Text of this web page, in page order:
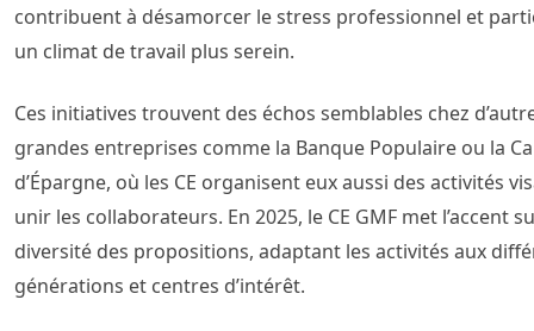
contribuent à désamorcer le stress professionnel et
un climat de travail plus serein.
Ces initiatives trouvent des échos semblables chez
grandes entreprises comme la Banque Populaire ou la
d’Épargne, où les CE organisent eux aussi des activités
unir les collaborateurs. En 2025, le CE GMF met l’accent
diversité des propositions, adaptant les activités aux
générations et centres d’intérêt.